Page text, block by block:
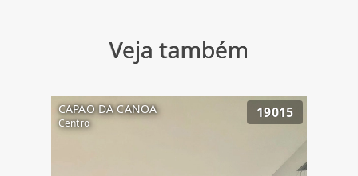
Veja também
CAPAO DA CANOA
Centro
19015